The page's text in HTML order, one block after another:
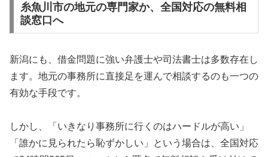
糸魚川市の地元の専門家か、全国対応の無料相
談窓口へ
新潟にも、借金問題に強い弁護士や司法書士は多数存在し
ます。地元の事務所に直接足を運んで相談するのも一つの
有効な手段です。
しかし、「いきなり事務所に行くのはハードルが高い」
「誰かに見られたら恥ずかしい」という場合は、全国対応